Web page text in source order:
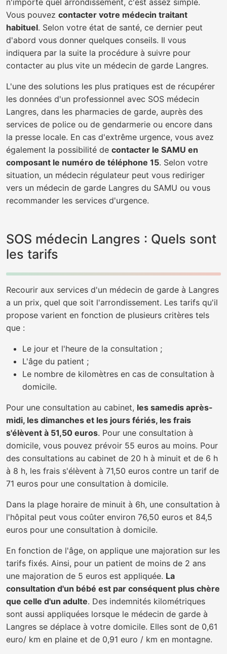
n'importe quel arrondissement, c'est assez simple.
Vous pouvez contacter votre médecin traitant
habituel. Selon votre état de santé, ce dernier peut
d'abord vous donner quelques conseils. Il vous
indiquera par la suite la procédure à suivre pour
contacter au plus vite un médecin de garde Langres.
L'une des solutions les plus pratiques est de récupérer
les données d'un professionnel avec SOS médecin
Langres, dans les pharmacies de garde, auprès des
services de police ou de gendarmerie ou encore dans
la presse locale. En cas d'extrême urgence, vous avez
également la possibilité de contacter le SAMU en
composant le numéro de téléphone 15. Selon votre
situation, un médecin régulateur peut vous rediriger
vers un médecin de garde Langres du SAMU ou vous
recommander les services d'urgence.
SOS médecin Langres : Quels sont
les tarifs
Recourir aux services d'un médecin de garde à Langres
a un prix, quel que soit l'arrondissement. Les tarifs qu'il
propose varient en fonction de plusieurs critères tels
que :
Le jour et l'heure de la consultation ;
L'âge du patient ;
Le nombre de kilomètres en cas de consultation à
domicile.
Pour une consultation au cabinet, les samedis après-
midi, les dimanches et les jours fériés, les frais
s'élèvent à 51,50 euros. Pour une consultation à
domicile, vous pouvez prévoir 55 euros au moins. Pour
des consultations au cabinet de 20 h à minuit et de 6 h
à 8 h, les frais s'élèvent à 71,50 euros contre un tarif de
71 euros pour une consultation à domicile.
Dans la plage horaire de minuit à 6h, une consultation à
l'hôpital peut vous coûter environ 76,50 euros et 84,5
euros pour une consultation à domicile.
En fonction de l'âge, on applique une majoration sur les
tarifs fixés. Ainsi, pour un patient de moins de 2 ans
une majoration de 5 euros est appliquée. La
consultation d'un bébé est par conséquent plus chère
que celle d'un adulte. Des indemnités kilométriques
sont aussi appliquées lorsque le médecin de garde à
Langres se déplace à votre domicile. Elles sont de 0,61
euro/ km en plaine et de 0,91 euro / km en montagne.